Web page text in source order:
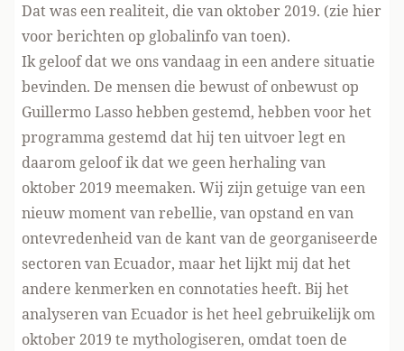
Dat was een realiteit, die van oktober 2019. (zie hier
voor berichten op globalinfo van toen).
Ik geloof dat we ons vandaag in een andere situatie
bevinden. De mensen die bewust of onbewust op
Guillermo Lasso hebben gestemd, hebben voor het
programma gestemd dat hij ten uitvoer legt en
daarom geloof ik dat we geen herhaling van
oktober 2019 meemaken. Wij zijn getuige van een
nieuw moment van rebellie, van opstand en van
ontevredenheid van de kant van de georganiseerde
sectoren van Ecuador, maar het lijkt mij dat het
andere kenmerken en connotaties heeft. Bij het
analyseren van Ecuador is het heel gebruikelijk om
oktober 2019 te mythologiseren, omdat toen de